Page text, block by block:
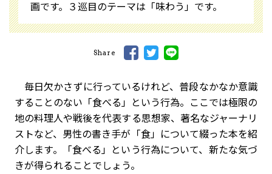
画です。３巡目のテーマは「味わう」です。
Share
毎日欠かさずに行っているけれど、普段なかなか意識
することのない「食べる」という行為。ここでは極限の
地の料理人や戦後を代表する思想家、著名なジャーナリ
ストなど、男性の書き手が「食」について綴った本を紹
介します。「食べる」という行為について、新たな気づ
きが得られることでしょう。